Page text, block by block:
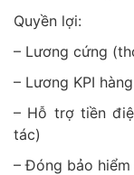
Quyền lợi:
– Lương cứng
– Lương KPI
– Hỗ trợ tiền
tác)
– Đóng bảo